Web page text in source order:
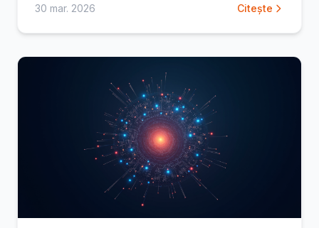
cel
30 mar. 2026 Citește